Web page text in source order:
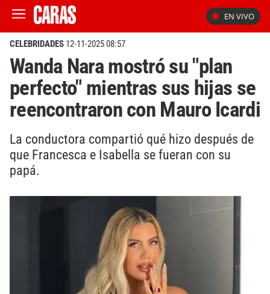
EN VIVO
CELEBRIDADES 12-11-2025 08:57
Wanda Nara mostró su "plan
perfecto" mientras sus hijas se
reencontraron con Mauro Icardi
La conductora compartió qué hizo después de
que Francesca e Isabella se fueran con su
papá.